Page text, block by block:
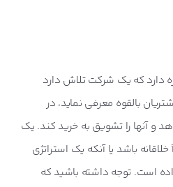
دارد که یک شرکت تلاش دارد
بالقوه معرفی نماید، در
و آنها را تشویق به خرید کند. یک
خلاقانه باشد یا آنکه یک استراتژی
است. توجه داشته باشید که